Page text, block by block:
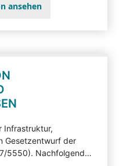
ansehen
Infrastruktur,
Gesetzentwurf der
5550). Nachfolgend